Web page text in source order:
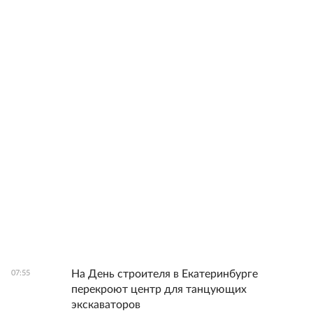
07:55
На День строителя в Екатеринбурге
перекроют центр для танцующих
экскаваторов